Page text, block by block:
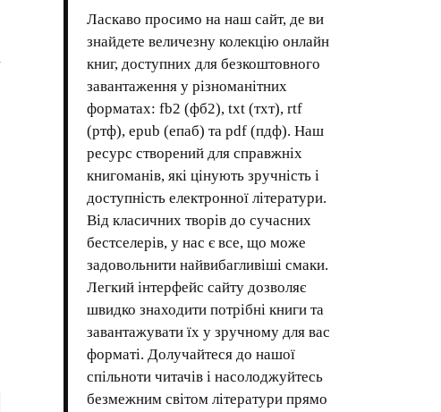
Ласкаво просимо на наш сайт, де ви
знайдете величезну колекцію онлайн
книг, доступних для безкоштовного
завантаження у різноманітних
форматах: fb2 (фб2), txt (тхт), rtf
(ртф), epub (епаб) та pdf (пдф). Наш
ресурс створений для справжніх
книгоманів, які цінують зручність і
доступність електронної літератури.
Від класичних творів до сучасних
бестселерів, у нас є все, що може
задовольнити найвибагливіші смаки.
Легкий інтерфейс сайту дозволяє
швидко знаходити потрібні книги та
завантажувати їх у зручному для вас
форматі. Долучайтеся до нашої
спільноти читачів і насолоджуйтесь
безмежним світом літератури прямо